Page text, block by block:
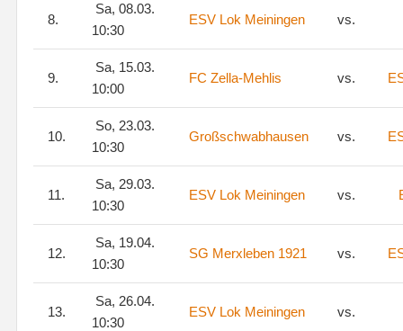
8.
Sa, 08.03.
10:30
ESV Lok Meiningen vs.
9.
Sa, 15.03.
10:00
FC Zella-Mehlis vs.
10.
So, 23.03.
10:30
Großschwabhausen vs.
11.
Sa, 29.03.
10:30
ESV Lok Meiningen vs.
12.
Sa, 19.04.
10:30
SG Merxleben 1921 vs.
13.
Sa, 26.04.
10:30
ESV Lok Meiningen vs.